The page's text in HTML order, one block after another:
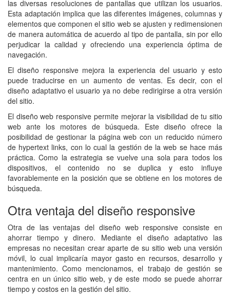
las diversas resoluciones de pantallas que utilizan los usuarios.
Esta adaptación implica que las diferentes imágenes, columnas y
elementos que componen el sitio web se ajusten y redimensionen
de manera automática de acuerdo al tipo de pantalla, sin por ello
perjudicar la calidad y ofreciendo una experiencia óptima de
navegación.
El diseño responsive mejora la experiencia del usuario y esto
puede traducirse en un aumento de ventas. Es decir, con el
diseño adaptativo el usuario ya no debe redirigirse a otra versión
del sitio.
El diseño web responsive permite mejorar la visibilidad de tu sitio
web ante los motores de búsqueda. Este diseño ofrece la
posibilidad de gestionar la página web con un reducido número
de hypertext links, con lo cual la gestión de la web se hace más
práctica. Como la estrategia se vuelve una sola para todos los
dispositivos, el contenido no se duplica y esto influye
favorablemente en la posición que se obtiene en los motores de
búsqueda.
Otra ventaja del diseño responsive
Otra de las ventajas del diseño web responsive consiste en
ahorrar tiempo y dinero. Mediante el diseño adaptativo las
empresas no necesitan crear aparte de su sitio web una versión
móvil, lo cual implicaría mayor gasto en recursos, desarrollo y
mantenimiento. Como mencionamos, el trabajo de gestión se
centra en un único sitio web, y de este modo se puede ahorrar
tiempo y costos en la gestión del sitio.